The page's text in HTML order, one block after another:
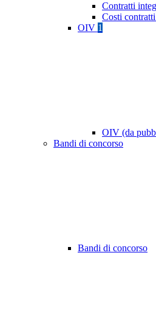
Contratti
Costi
OIV 1
OIV (da
Bandi di concorso
Bandi di concorso